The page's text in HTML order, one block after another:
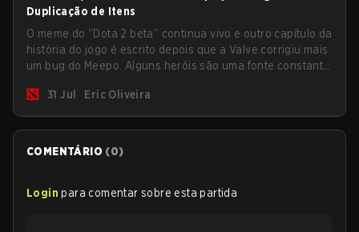
Duplicação de Itens
O meme do “Dota 2 beta” continua vivo e outro capítulo da
história do jogo é escrito depois que a Valve corrigiu mais
um bug do Meepo. Alguns heróis são uma fonte constante
Meepo são os mais afetados por esses problemas.
31 Jul Eric Oliveira
COMENTÁRIO (0)
Login para comentar sobre esta partida